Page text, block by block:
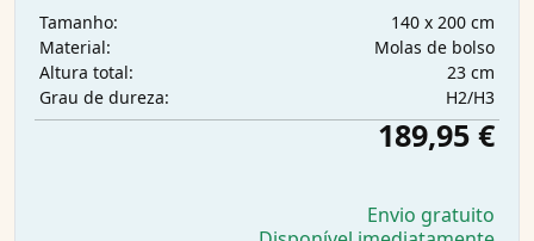
Tamanho:
140 x 200 cm
Material:
Molas de bolso
Altura total:
23 cm
Grau de dureza:
H2/H3
189,95 €
Envio gratuito